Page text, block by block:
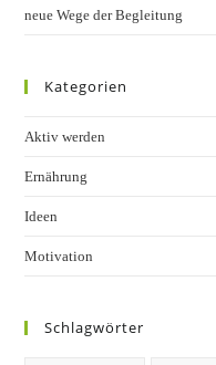
neue Wege der Begleitung
Kategorien
Aktiv werden
Ernährung
Ideen
Motivation
Schlagwörter